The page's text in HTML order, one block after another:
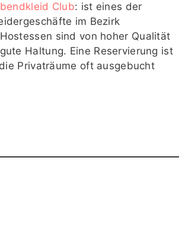
Club: ist eines der
im Bezirk
sind von hoher Qualität
Haltung. Eine Reservierung ist
Privaträume oft ausgebucht